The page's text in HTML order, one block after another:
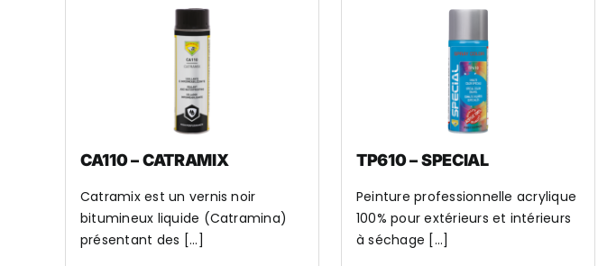
CA110 – CATRAMIX
Catramix est un vernis noir
bitumineux liquide (Catramina)
présentant des [...]
TP610 – SPECIAL
Peinture professionnelle acrylique
100% pour extérieurs et intérieurs
à séchage [...]